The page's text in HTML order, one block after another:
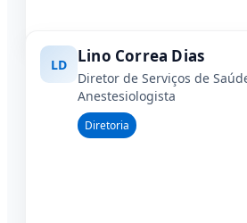
LD Lino Correa Dias
Diretor de Serviços de
Anestesiologista
Diretoria